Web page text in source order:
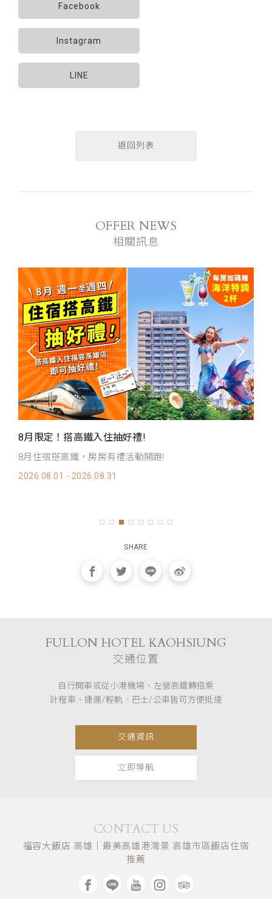
Facebook
Instagram
LINE
返回列表
OFFER NEWS
相關訊息
定！搭高鐵入住抽好禮!
宿搭高鐵，房房有禮活動開跑!
- 2026.08.31
SHARE
FULLON HOTEL KAOHSIUNG
交通位置
自行開車或從小港機場、左營高鐵轉搭乘
計程車、捷運/輕軌、巴士/公車皆可方便抵達
交通資訊
立即導航
CONTACT US
福容大飯店 高雄｜最美高雄港灣景 高雄市區飯店住宿
推薦